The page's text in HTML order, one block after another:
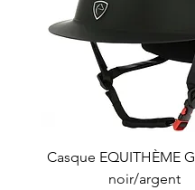
Casque EQUITHÈME
noir/argent